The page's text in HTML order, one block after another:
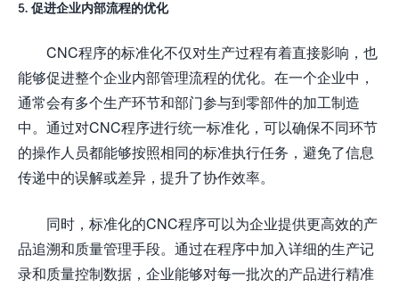
5. 促进企业内部流程的优化
CNC程序的标准化不仅对生产过程有着直接影响，也
能够促进整个企业内部管理流程的优化。在一个企业中，
通常会有多个生产环节和部门参与到零部件的加工制造
中。通过对CNC程序进行统一标准化，可以确保不同环节
的操作人员都能够按照相同的标准执行任务，避免了信息
传递中的误解或差异，提升了协作效率。
同时，标准化的CNC程序可以为企业提供更高效的产
品追溯和质量管理手段。通过在程序中加入详细的生产记
录和质量控制数据，企业能够对每一批次的产品进行精准